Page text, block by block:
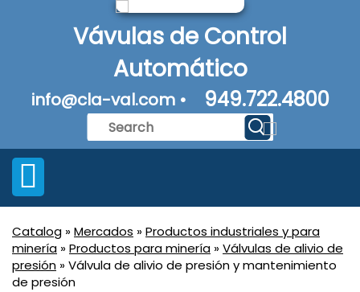
Vávulas de Control
Automático
info@cla-val.com • 949.722.4800
Catalog »Mercados »Productos industriales y para
minería »Productos para minería »Válvulas de alivio de
presión » Válvula de alivio de presión y mantenimiento
de presión